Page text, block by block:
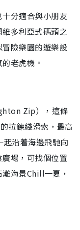
分適合與小朋友
多利亞式碼頭之
險樂園的遊樂設
老虎機。
Zip），這條
拉鍊綫滑索，最高
沿着海邊飛馳向
場，可找個位置
海景Chill一夏，